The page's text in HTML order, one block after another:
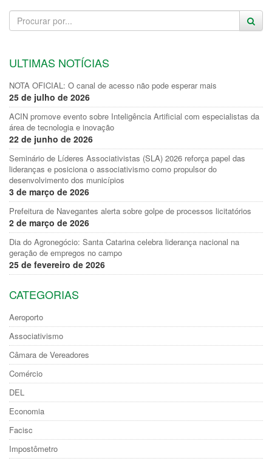
ULTIMAS NOTÍCIAS
NOTA OFICIAL: O canal de acesso não pode esperar mais
25 de julho de 2026
ACIN promove evento sobre Inteligência Artificial com especialistas da
área de tecnologia e inovação
22 de junho de 2026
Seminário de Líderes Associativistas (SLA) 2026 reforça papel das
lideranças e posiciona o associativismo como propulsor do
desenvolvimento dos municípios
3 de março de 2026
Prefeitura de Navegantes alerta sobre golpe de processos licitatórios
2 de março de 2026
Dia do Agronegócio: Santa Catarina celebra liderança nacional na
geração de empregos no campo
25 de fevereiro de 2026
CATEGORIAS
Aeroporto
Associativismo
Câmara de Vereadores
Comércio
DEL
Economia
Facisc
Impostômetro